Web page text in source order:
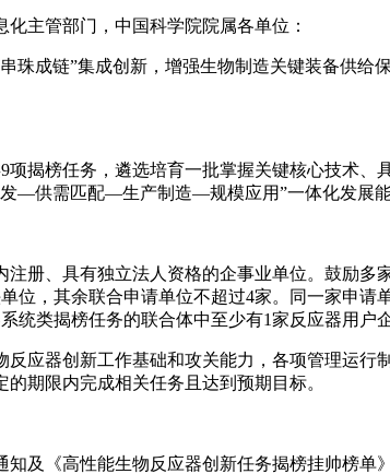
主管部门，中国科学院院属各单位：
珠成链”集成创新，增强生物制造关键装备供
揭榜任务，遴选培育一批掌握关键核心技术
—供需匹配—生产制造—规模应用”一体化发展能
注册、具有独立法人资格的企事业单位。鼓励
位，其余联合申请单位不超过4家。同一家申
统类揭榜任务的联合体中至少有1家反应器用户企
反应器创新工作基础和攻关能力，各项管理运
期限内完成相关任务且达到预期目标。
知及《高性能生物反应器创新任务揭榜挂帅榜